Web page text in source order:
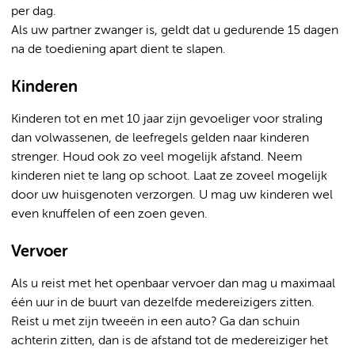
per dag.
Als uw partner zwanger is, geldt dat u gedurende 15 dagen
na de toediening apart dient te slapen.
Kinderen
Kinderen tot en met 10 jaar zijn gevoeliger voor straling
dan volwassenen, de leefregels gelden naar kinderen
strenger. Houd ook zo veel mogelijk afstand. Neem
kinderen niet te lang op schoot. Laat ze zoveel mogelijk
door uw huisgenoten verzorgen. U mag uw kinderen wel
even knuffelen of een zoen geven.
Vervoer
Als u reist met het openbaar vervoer dan mag u maximaal
één uur in de buurt van dezelfde medereizigers zitten.
Reist u met zijn tweeën in een auto? Ga dan schuin
achterin zitten, dan is de afstand tot de medereiziger het